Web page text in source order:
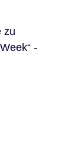
zu
-